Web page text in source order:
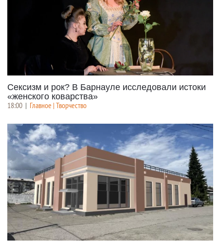
Сексизм и рок? В Барнауле исследовали истоки
«женского коварства»
18:00 | Главное | Творчество